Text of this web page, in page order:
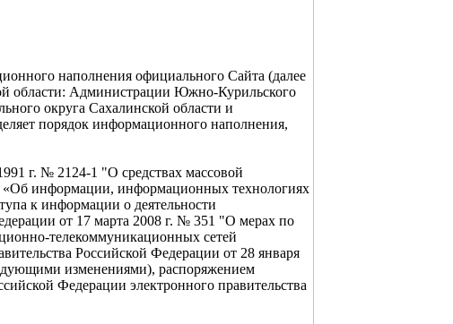
наполнения официального Сайта (далее
области: Администрации Южно-Курильского
округа Сахалинской области и
порядок информационного наполнения,
г. № 2124-1 "О средствах массовой
информации, информационных технологиях
к информации о деятельности
от 17 марта 2008 г. № 351 "О мерах по
телекоммуникационных сетей
Российской Федерации от 28 января
изменениями), распоряжением
Федерации электронного правительства